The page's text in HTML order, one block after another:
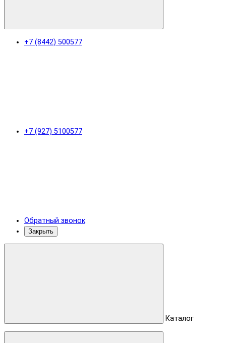
+7 (8442) 500577
+7 (927) 5100577
Обратный звонок
Закрыть
Каталог